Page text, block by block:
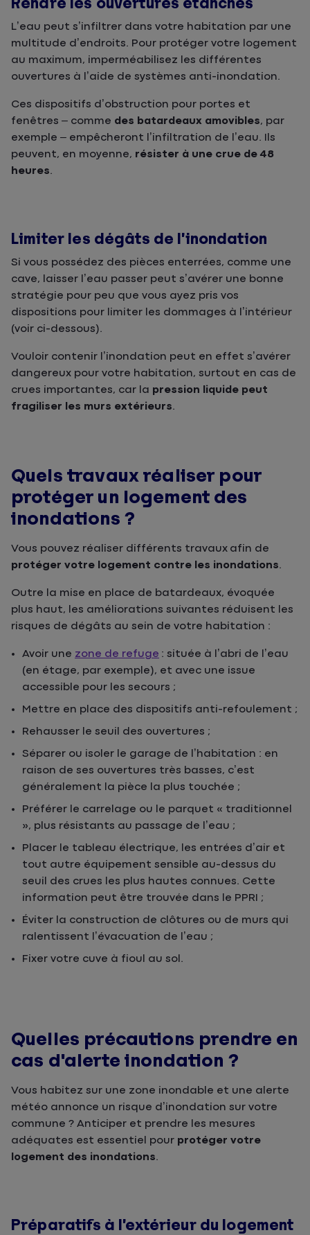
Rendre les ouvertures étanches
L’eau peut s’infiltrer dans votre habitation par une
multitude d’endroits. Pour protéger votre logement
au maximum, imperméabilisez les différentes
ouvertures à l’aide de systèmes anti-inondation.
Ces dispositifs d’obstruction pour portes et
fenêtres – comme des batardeaux amovibles, par
exemple – empêcheront l’infiltration de l’eau. Ils
peuvent, en moyenne, résister à une crue de 48
heures.
Limiter les dégâts de l’inondation
Si vous possédez des pièces enterrées, comme une
cave, laisser l’eau passer peut s’avérer une bonne
stratégie pour peu que vous ayez pris vos
dispositions pour limiter les dommages à l’intérieur
(voir ci-dessous).
Vouloir contenir l’inondation peut en effet s’avérer
dangereux pour votre habitation, surtout en cas de
crues importantes, car la pression liquide peut
fragiliser les murs extérieurs.
Quels travaux réaliser pour
protéger un logement des
inondations ?
Vous pouvez réaliser différents travaux afin de
protéger votre logement contre les inondations.
Outre la mise en place de batardeaux, évoquée
plus haut, les améliorations suivantes réduisent les
risques de dégâts au sein de votre habitation :
Avoir une zone de refuge : située à l’abri de l’eau
(en étage, par exemple), et avec une issue
accessible pour les secours ;
Mettre en place des dispositifs anti-refoulement ;
Rehausser le seuil des ouvertures ;
Séparer ou isoler le garage de l’habitation : en
raison de ses ouvertures très basses, c’est
généralement la pièce la plus touchée ;
Préférer le carrelage ou le parquet « traditionnel
», plus résistants au passage de l’eau ;
Placer le tableau électrique, les entrées d’air et
tout autre équipement sensible au-dessus du
seuil des crues les plus hautes connues. Cette
information peut être trouvée dans le PPRI ;
Éviter la construction de clôtures ou de murs qui
ralentissent l’évacuation de l’eau ;
Fixer votre cuve à fioul au sol.
Quelles précautions prendre en
cas d'alerte inondation ?
Vous habitez sur une zone inondable et une alerte
météo annonce un risque d’inondation sur votre
commune ? Anticiper et prendre les mesures
adéquates est essentiel pour protéger votre
logement des inondations.
Préparatifs à l’extérieur du logement